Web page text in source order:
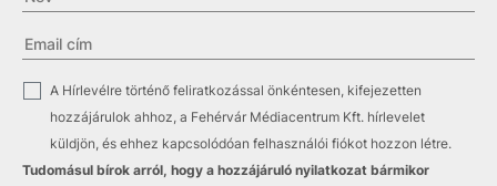
A Hírlevélre történő feliratkozással önkéntesen, kifejezetten
hozzájárulok ahhoz, a Fehérvár Médiacentrum Kft. hírlevelet
küldjön, és ehhez kapcsolódóan felhasználói fiókot hozzon létre.
Tudomásul bírok arról, hogy a hozzájáruló nyilatkozat bármikor